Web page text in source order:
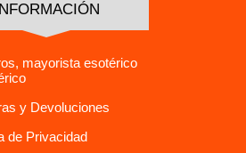
mayorista esotérico
y Devoluciones
de Privacidad